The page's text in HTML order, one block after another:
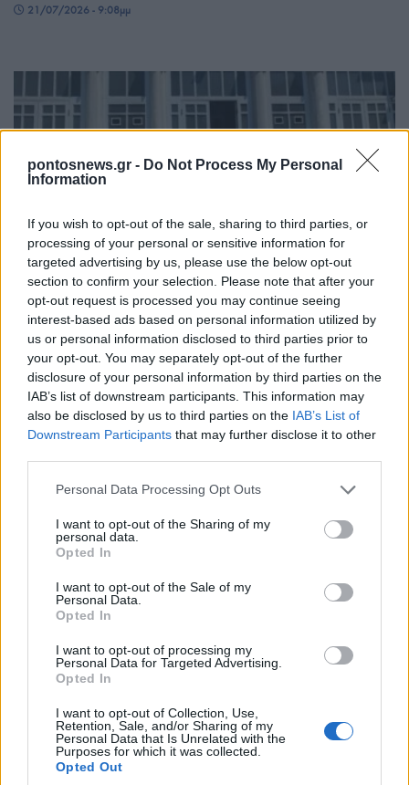
pontosnews.gr - Do Not Process My Personal
Information
If you wish to opt-out of the sale, sharing to third parties, or
processing of your personal or sensitive information for
targeted advertising by us, please use the below opt-out
section to confirm your selection. Please note that after your
opt-out request is processed you may continue seeing
interest-based ads based on personal information utilized by
us or personal information disclosed to third parties prior to
your opt-out. You may separately opt-out of the further
disclosure of your personal information by third parties on the
IAB’s list of downstream participants. This information may
also be disclosed by us to third parties on the IAB’s List of
Downstream Participants that may further disclose it to other
Please note that this website/app uses one or more Google
not limited to your visit or usage behaviour. You may click to
grant or deny consent to Google and its third-party tags to
use your data for below specified purposes in below Google
consent section.
Personal Data Processing Opt Outs
I want to opt-out of the Sharing of my
personal data.
Opted In
I want to opt-out of the Sale of my
Personal Data.
Opted In
I want to opt-out of processing my
Personal Data for Targeted Advertising.
Opted In
I want to opt-out of Collection, Use,
Retention, Sale, and/or Sharing of my
Personal Data that Is Unrelated with the
Purposes for which it was collected.
Opted Out
21/07/2026 - 9:08μμ
ΠΟΛΙΤΙΚΑ - ΜΙΚΡΑΣΙΑΤΙΚΑ
Το Σταυροδρόμι στην Πόλη αγκάλιασε παιδιά
από τη Γεωργία
21/07/2026 - 4:04μμ
Η Αγία Μαρίνα της Μικρασίας «ζωντάνεψε» ξανά
17/07/2026 - 4:20μμ